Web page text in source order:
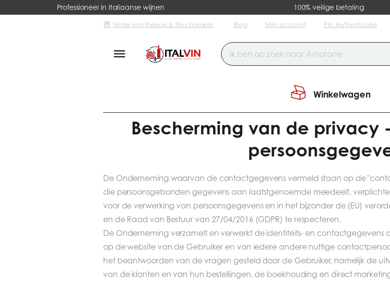
Professioneel in Italiaanse wijnen 100% veilige betaling
Notre vinothèque & Nos horaires Blog Mijn account Pro Authenticatie
Winkelwagen
Bescherming van de privacy
De Onderneming waarvan de contactgegevens vermeld staan op de
die persoonsgebonden gegevens aan laatstgenoemde meedeelt,
voor de verwerking van persoonsgegevens en in het bijzonder de (EU)
en de Raad van Bestuur van 27/04/2016 (GDPR) te respecteren.
De Onderneming verzamelt en verwerkt de identiteits- en
op de website van de Gebruiker en van iedere andere nuttige
het beantwoorden van de vragen gesteld door de Gebruiker, namelijk de
van de klanten en van hun bestellingen, de boekhouding en direct